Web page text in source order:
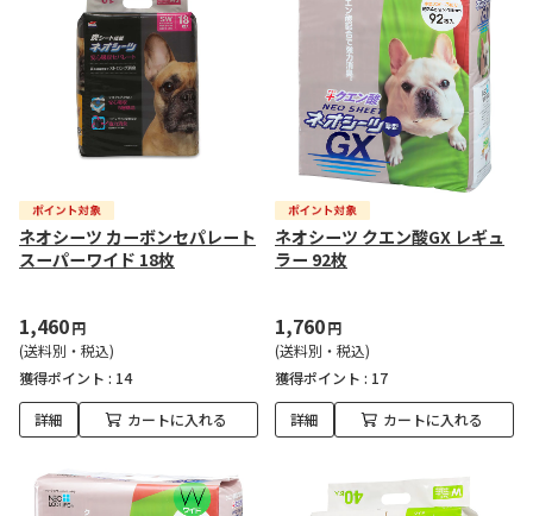
ネオシーツ カーボンセパレート
スーパーワイド 18枚
1,460円
(送料別・税込)
獲得ポイント : 14
詳細 カートに入れる
ネオシーツ クエン酸GX レギュ
ラー 92枚
1,760円
(送料別・税込)
獲得ポイント : 17
詳細 カートに入れる